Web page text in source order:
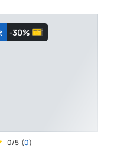
-30%
0/5 (0)